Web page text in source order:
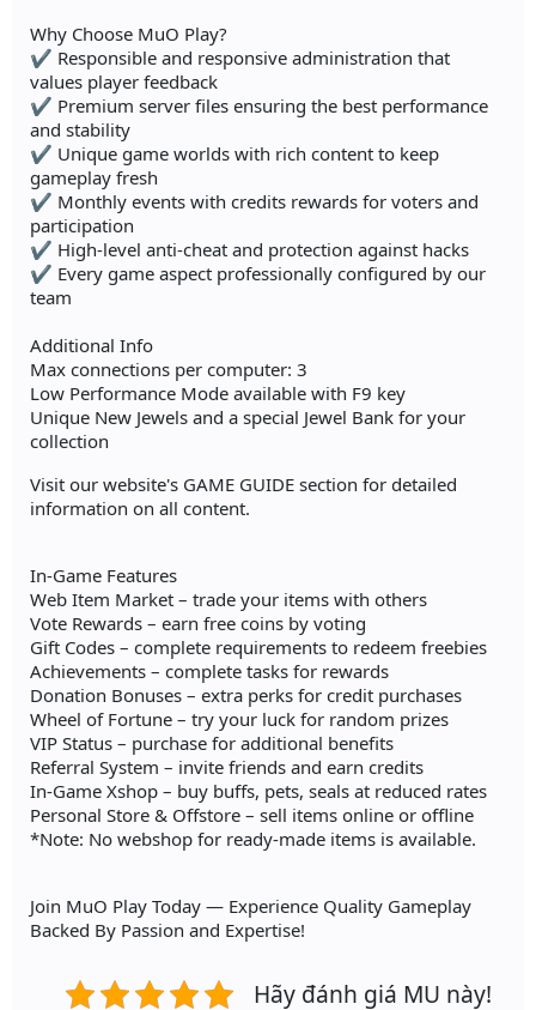
Why Choose MuO Play?
✔ Responsible and responsive administration that
values player feedback
✔ Premium server files ensuring the best performance
and stability
✔ Unique game worlds with rich content to keep
gameplay fresh
✔ Monthly events with credits rewards for voters and
participation
✔ High-level anti-cheat and protection against hacks
✔ Every game aspect professionally configured by our
team
Additional Info
Max connections per computer: 3
Low Performance Mode available with F9 key
Unique New Jewels and a special Jewel Bank for your
collection
Visit our website's GAME GUIDE section for detailed
information on all content.
In-Game Features
Web Item Market – trade your items with others
Vote Rewards – earn free coins by voting
Gift Codes – complete requirements to redeem freebies
Achievements – complete tasks for rewards
Donation Bonuses – extra perks for credit purchases
Wheel of Fortune – try your luck for random prizes
VIP Status – purchase for additional benefits
Referral System – invite friends and earn credits
In-Game Xshop – buy buffs, pets, seals at reduced rates
Personal Store & Offstore – sell items online or offline
*Note: No webshop for ready-made items is available.
Join MuO Play Today — Experience Quality Gameplay
Backed By Passion and Expertise!
Hãy đánh giá MU này!